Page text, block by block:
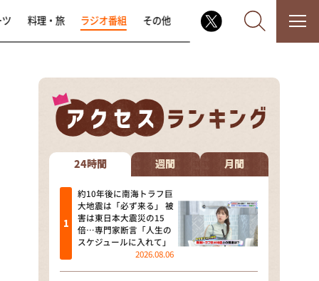
なるみ・岡村の過ぎるTV
相席食堂
これ余談なんですけど・・・
～人生密着トークバラエティ！
～ やすとものいたって真剣です
探偵！ナイトスクープ
料理・旅 ラジオ番組 その他
24時間 週間 月間
約10年後に南海トラフ巨
大地震は「必ず来る」 被
害は東日本大震災の15
倍…専門家断言「人生の
スケジュールに入れて」
2026.08.06